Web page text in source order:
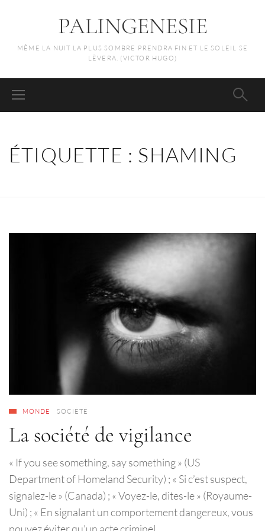
PALINGENESIE
MÊME LA NUIT LA PLUS SOMBRE PRENDRA FIN ET LE SOLEIL SE
LÈVERA. (VICTOR HUGO)
ÉTIQUETTE : SHAMING
MONDE SOCIÉTÉ
La société de vigilance
« If you see something, say something » (US
Department of Homeland Security) ; « Si c’est suspect,
signalez-le » (Canada) ; « Voyez-le, dites-le » (Royaume-
Uni) ; « En signalant un comportement dangereux, vous